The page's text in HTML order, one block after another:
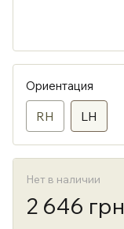
Ориентация
RH LH
Нет в наличии
2 646 грн